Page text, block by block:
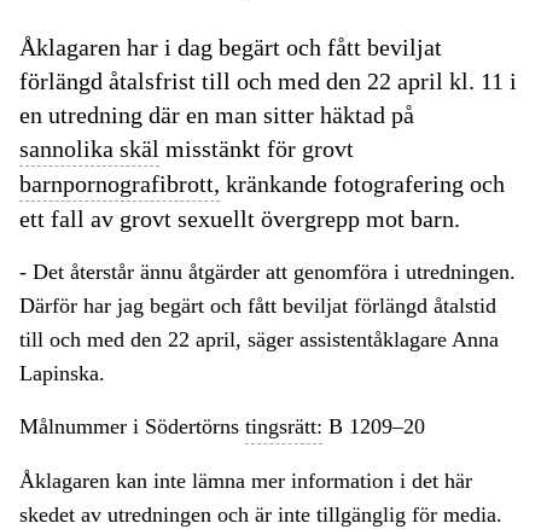
Åklagaren har i dag begärt och fått beviljat
förlängd åtalsfrist till och med den 22 april kl. 11 i
en utredning där en man sitter häktad på
sannolika skäl misstänkt för grovt
barnpornografibrott, kränkande fotografering och
ett fall av grovt sexuellt övergrepp mot barn.
- Det återstår ännu åtgärder att genomföra i utredningen.
Därför har jag begärt och fått beviljat förlängd åtalstid
till och med den 22 april, säger assistentåklagare Anna
Lapinska.
Målnummer i Södertörns tingsrätt: B 1209–20
Åklagaren kan inte lämna mer information i det här
skedet av utredningen och är inte tillgänglig för media.